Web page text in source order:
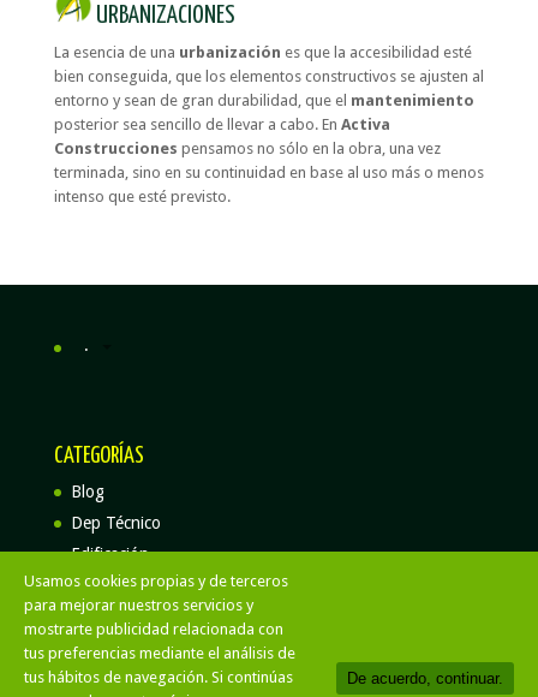
URBANIZACIONES
La esencia de una urbanización es que la accesibilidad esté
bien conseguida, que los elementos constructivos se ajusten al
entorno y sean de gran durabilidad, que el mantenimiento
posterior sea sencillo de llevar a cabo. En Activa
Construcciones pensamos no sólo en la obra, una vez
terminada, sino en su continuidad en base al uso más o menos
intenso que esté previsto.
.
CATEGORÍAS
Blog
Dep Técnico
Edificación
Aviso Legal
Politica de privacidad
Politica de cookies
Usamos cookies propias y de terceros
para mejorar nuestros servicios y
mostrarte publicidad relacionada con
tus preferencias mediante el análisis de
tus hábitos de navegación. Si continúas
De acuerdo, continuar.